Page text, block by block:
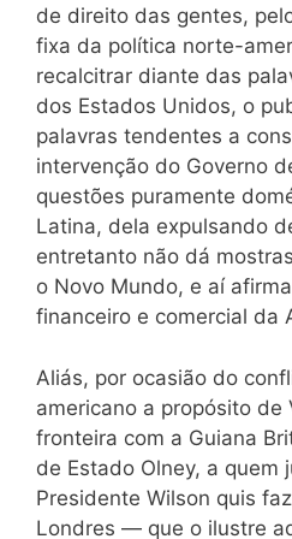
de direito das gentes,
fixa da política norte-
recalcitrar diante das
dos Estados Unidos, o
palavras tendentes a
intervenção do Governo
questões puramente
Latina, dela expulsando
entretanto não dá
o Novo Mundo, e aí
financeiro e comercial da
Aliás, por ocasião do
americano a propósito de
fronteira com a Guiana
de Estado Olney, a quem
Presidente Wilson quis
Londres — que o ilustre